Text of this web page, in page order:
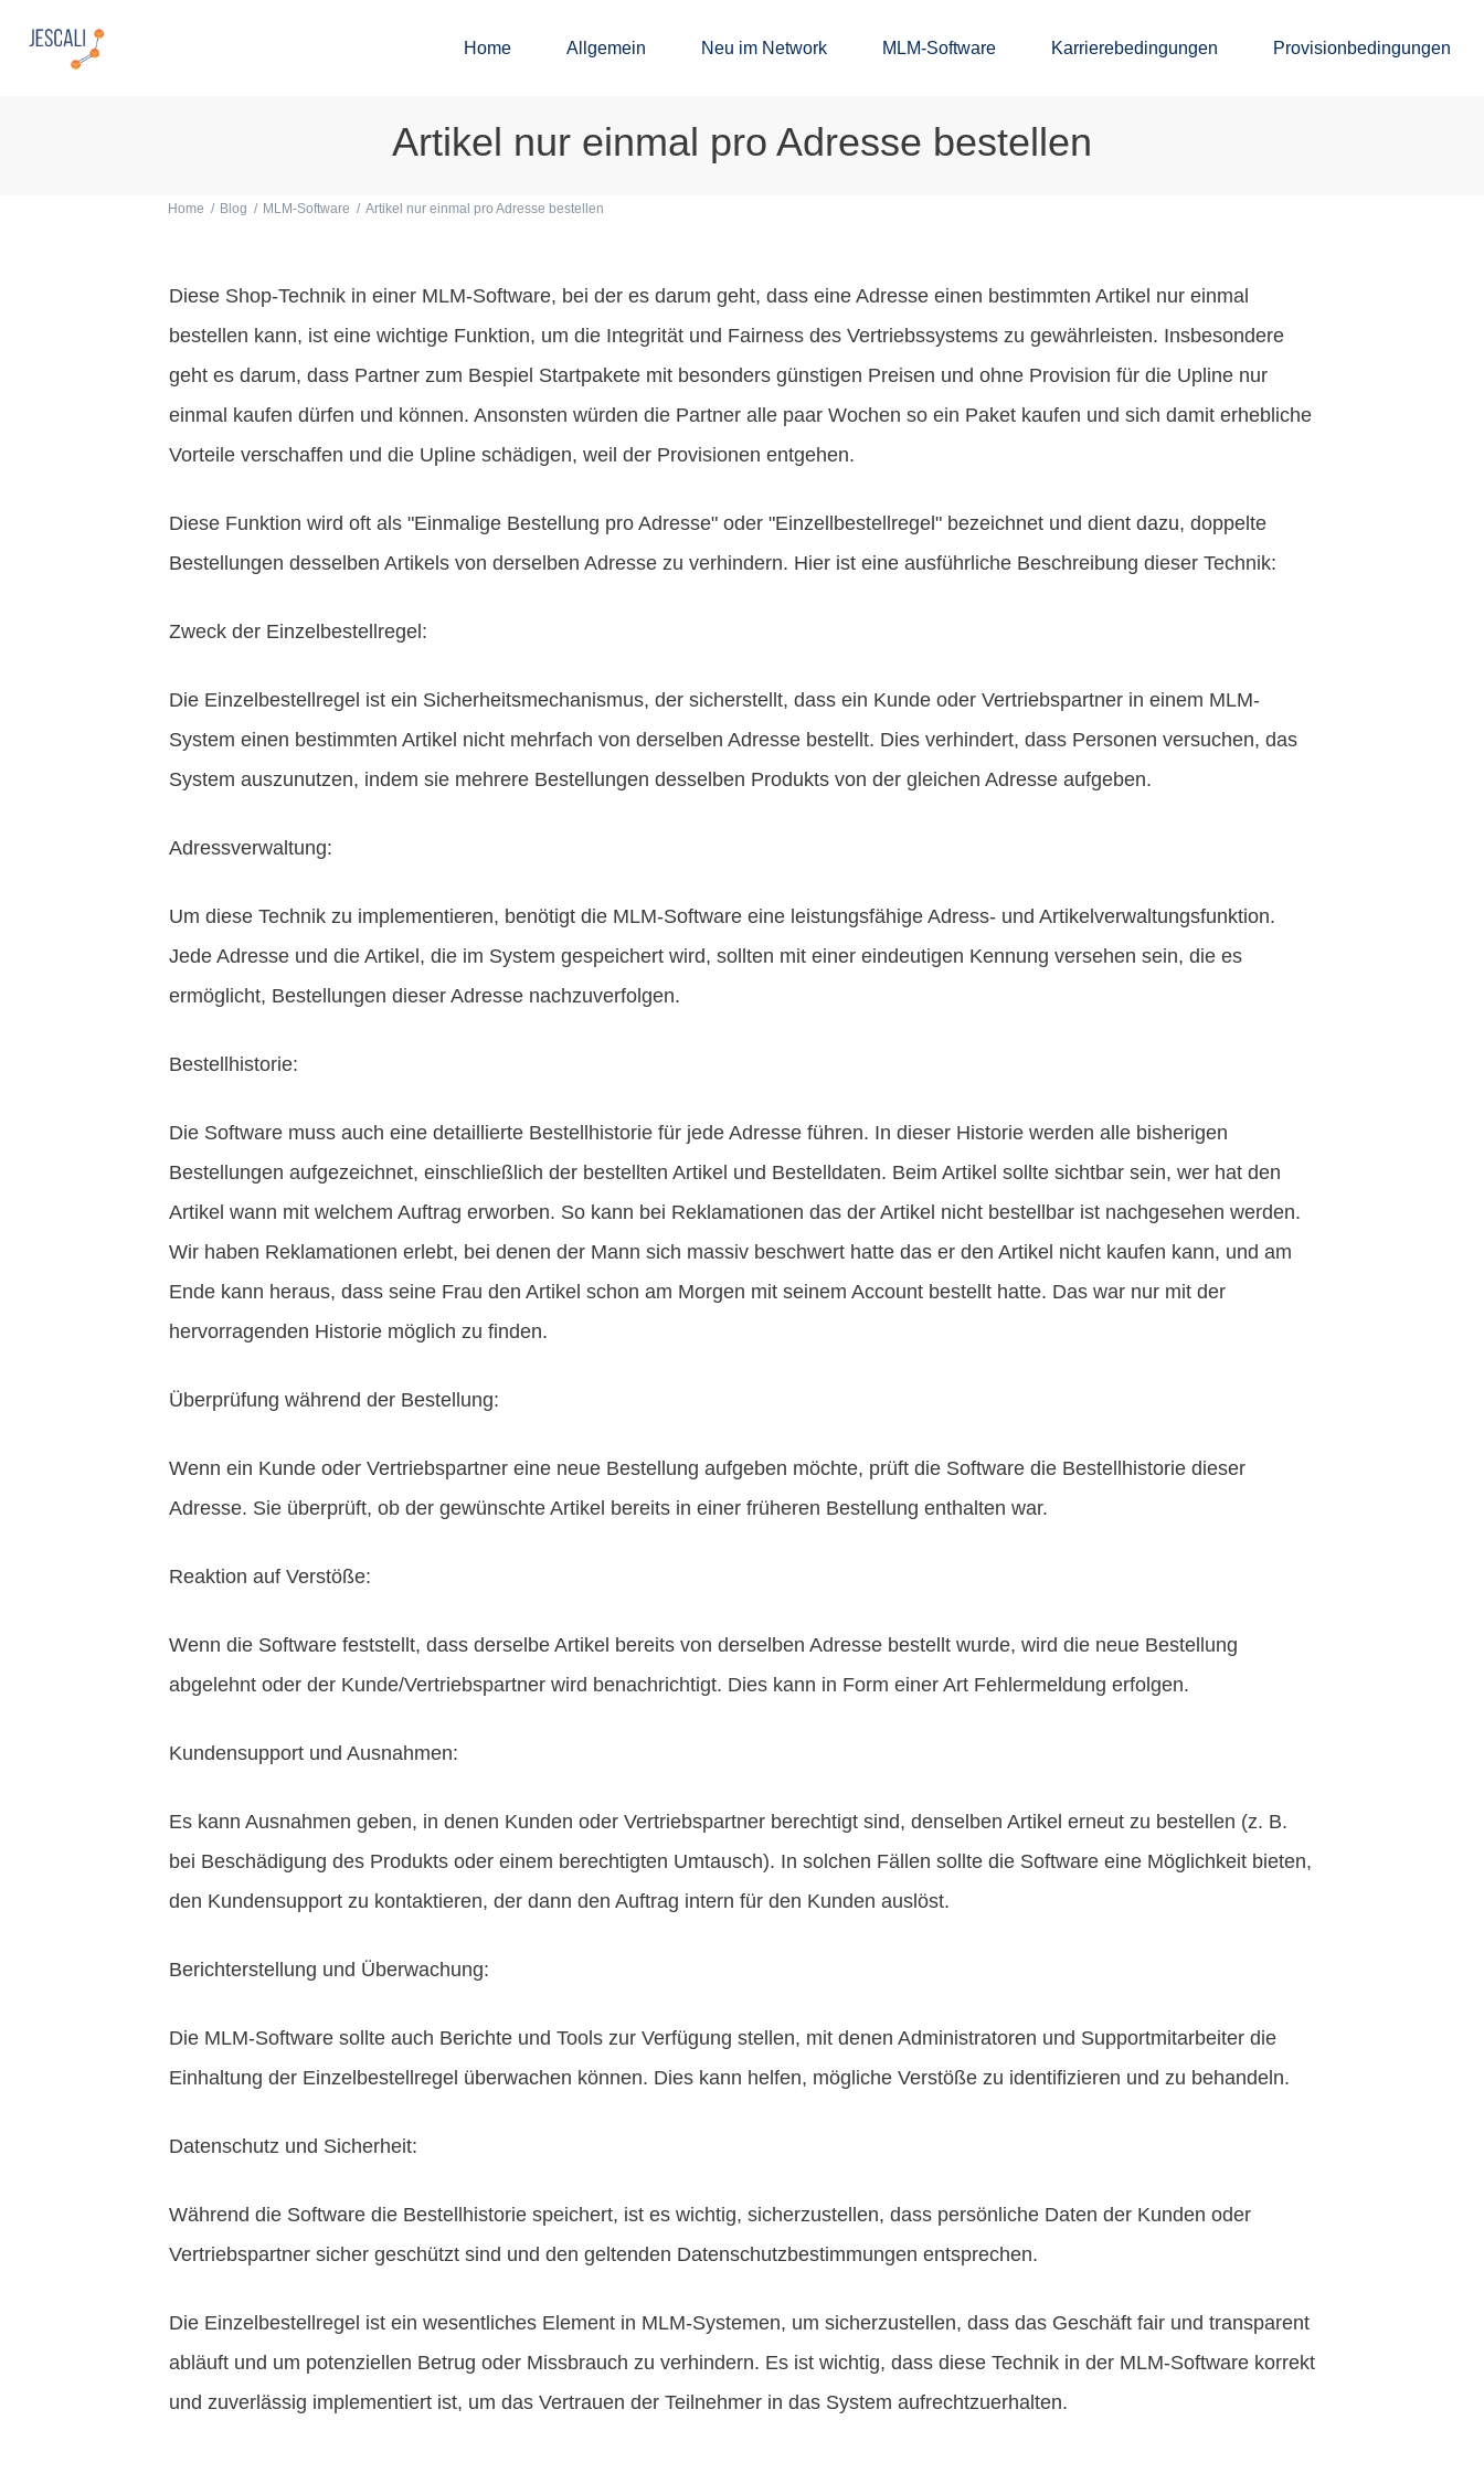
Home Allgemein Neu im Network MLM-Software Karrierebedingungen Provisionbedingungen
Artikel nur einmal pro Adresse bestellen
Home / Blog / MLM-Software / Artikel nur einmal pro Adresse bestellen
Diese Shop-Technik in einer MLM-Software, bei der es darum geht, dass eine Adresse einen bestimmten Artikel nur einmal
bestellen kann, ist eine wichtige Funktion, um die Integrität und Fairness des Vertriebssystems zu gewährleisten. Insbesondere
geht es darum, dass Partner zum Bespiel Startpakete mit besonders günstigen Preisen und ohne Provision für die Upline nur
einmal kaufen dürfen und können. Ansonsten würden die Partner alle paar Wochen so ein Paket kaufen und sich damit erhebliche
Vorteile verschaffen und die Upline schädigen, weil der Provisionen entgehen.
Diese Funktion wird oft als "Einmalige Bestellung pro Adresse" oder "Einzellbestellregel" bezeichnet und dient dazu, doppelte
Bestellungen desselben Artikels von derselben Adresse zu verhindern. Hier ist eine ausführliche Beschreibung dieser Technik:
Zweck der Einzelbestellregel:
Die Einzelbestellregel ist ein Sicherheitsmechanismus, der sicherstellt, dass ein Kunde oder Vertriebspartner in einem MLM-
System einen bestimmten Artikel nicht mehrfach von derselben Adresse bestellt. Dies verhindert, dass Personen versuchen, das
System auszunutzen, indem sie mehrere Bestellungen desselben Produkts von der gleichen Adresse aufgeben.
Adressverwaltung:
Um diese Technik zu implementieren, benötigt die MLM-Software eine leistungsfähige Adress- und Artikelverwaltungsfunktion.
Jede Adresse und die Artikel, die im System gespeichert wird, sollten mit einer eindeutigen Kennung versehen sein, die es
ermöglicht, Bestellungen dieser Adresse nachzuverfolgen.
Bestellhistorie:
Die Software muss auch eine detaillierte Bestellhistorie für jede Adresse führen. In dieser Historie werden alle bisherigen
Bestellungen aufgezeichnet, einschließlich der bestellten Artikel und Bestelldaten. Beim Artikel sollte sichtbar sein, wer hat den
Artikel wann mit welchem Auftrag erworben. So kann bei Reklamationen das der Artikel nicht bestellbar ist nachgesehen werden.
Wir haben Reklamationen erlebt, bei denen der Mann sich massiv beschwert hatte das er den Artikel nicht kaufen kann, und am
Ende kann heraus, dass seine Frau den Artikel schon am Morgen mit seinem Account bestellt hatte. Das war nur mit der
hervorragenden Historie möglich zu finden.
Überprüfung während der Bestellung:
Wenn ein Kunde oder Vertriebspartner eine neue Bestellung aufgeben möchte, prüft die Software die Bestellhistorie dieser
Adresse. Sie überprüft, ob der gewünschte Artikel bereits in einer früheren Bestellung enthalten war.
Reaktion auf Verstöße:
Wenn die Software feststellt, dass derselbe Artikel bereits von derselben Adresse bestellt wurde, wird die neue Bestellung
abgelehnt oder der Kunde/Vertriebspartner wird benachrichtigt. Dies kann in Form einer Art Fehlermeldung erfolgen.
Kundensupport und Ausnahmen:
Es kann Ausnahmen geben, in denen Kunden oder Vertriebspartner berechtigt sind, denselben Artikel erneut zu bestellen (z. B.
bei Beschädigung des Produkts oder einem berechtigten Umtausch). In solchen Fällen sollte die Software eine Möglichkeit bieten,
den Kundensupport zu kontaktieren, der dann den Auftrag intern für den Kunden auslöst.
Berichterstellung und Überwachung:
Die MLM-Software sollte auch Berichte und Tools zur Verfügung stellen, mit denen Administratoren und Supportmitarbeiter die
Einhaltung der Einzelbestellregel überwachen können. Dies kann helfen, mögliche Verstöße zu identifizieren und zu behandeln.
Datenschutz und Sicherheit:
Während die Software die Bestellhistorie speichert, ist es wichtig, sicherzustellen, dass persönliche Daten der Kunden oder
Vertriebspartner sicher geschützt sind und den geltenden Datenschutzbestimmungen entsprechen.
Die Einzelbestellregel ist ein wesentliches Element in MLM-Systemen, um sicherzustellen, dass das Geschäft fair und transparent
abläuft und um potenziellen Betrug oder Missbrauch zu verhindern. Es ist wichtig, dass diese Technik in der MLM-Software korrekt
und zuverlässig implementiert ist, um das Vertrauen der Teilnehmer in das System aufrechtzuerhalten.